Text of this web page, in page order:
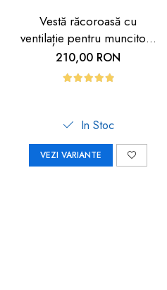
Vestă răcoroasă cu
ventilație pentru muncitori,
sportivi și HORECA
210,00 RON
In Stoc
VEZI VARIANTE